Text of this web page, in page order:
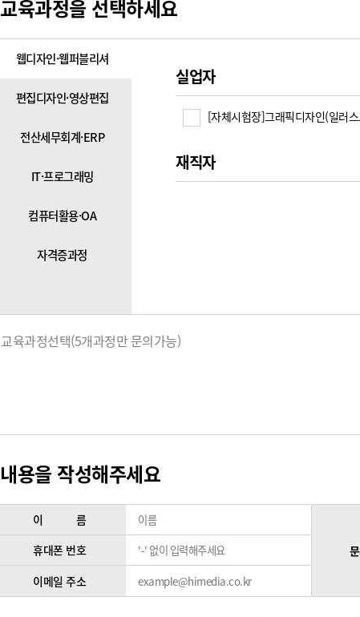
교육과정을 선택하세요
웹디자인·웹퍼블리셔
편집디자인·영상편집
전산세무회계·ERP
IT·프로그래밍
컴퓨터활용·OA
자격증과정
실업자
[자체시험장]그래픽디자인(일러
재직자
교육과정선택(5개과정만 문의가능)
내용을 작성해주세요
이 름
휴대폰 번호
이메일 주소